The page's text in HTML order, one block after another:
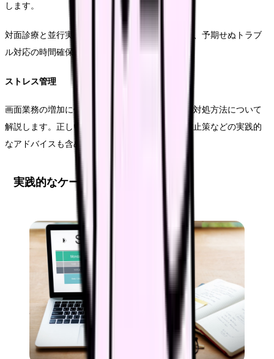
します。
対面診療と並行実施時の効率スケジュール管理や、予期せぬトラブ
ル対応の時間確保についても説明を加えます。
ストレス管理
画面業務の増加に伴う身体的・精神的な負担への対処方法について
解説します。正しい休憩の取り方や、目の疲れ防止策などの実践的
なアドバイスも含めます。
実践的なケーススタディ